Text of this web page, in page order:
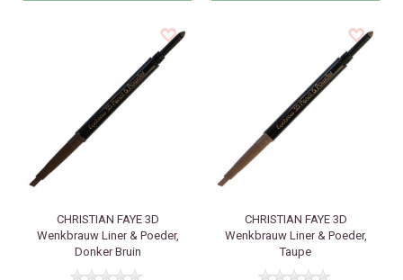
CHRISTIAN FAYE3D
Wenkbrauw Liner & Poeder,
Donker Bruin
CHRISTIAN FAYE3D
Wenkbrauw Liner & Poeder,
Taupe